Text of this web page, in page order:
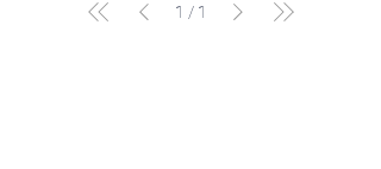
1 / 1